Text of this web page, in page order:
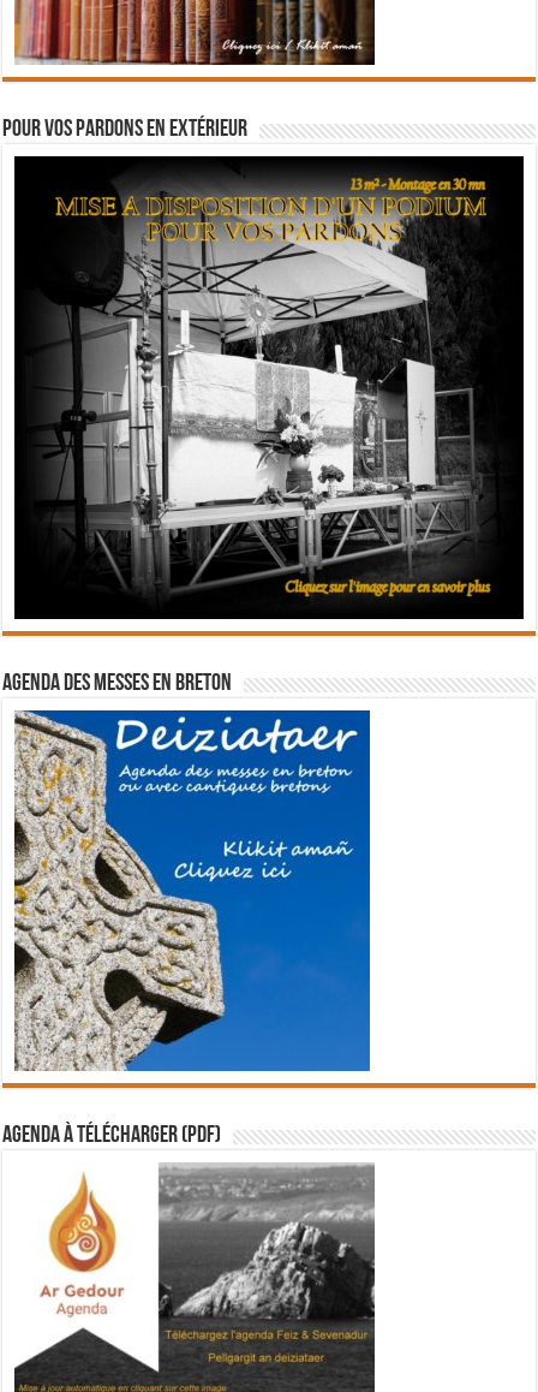
Pour vos pardons en extérieur
Agenda des messes en breton
Agenda à télécharger (PDF)